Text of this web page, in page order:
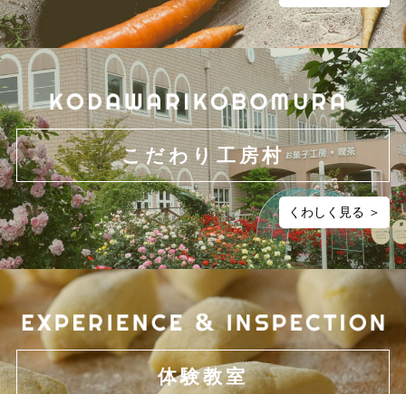
こだわり工房村
くわしく見る ＞
体験教室